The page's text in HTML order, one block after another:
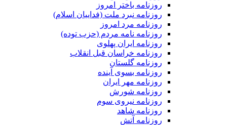
روزنامه باختر امروز
روزنامه نبرد ملت (فداییان اسلام)
روزنامه مرد امروز
روزنامه نامه مردم (حزب توده)
روزنامه ایران پهلوی
روزنامه خراسان قبل انقلاب
روزنامه گلستان
روزنامه بسوی آینده
روزنامه مهر ایران
روزنامه شورش
روزنامه نیروی سوم
روزنامه شاهد
روزنامه آتش